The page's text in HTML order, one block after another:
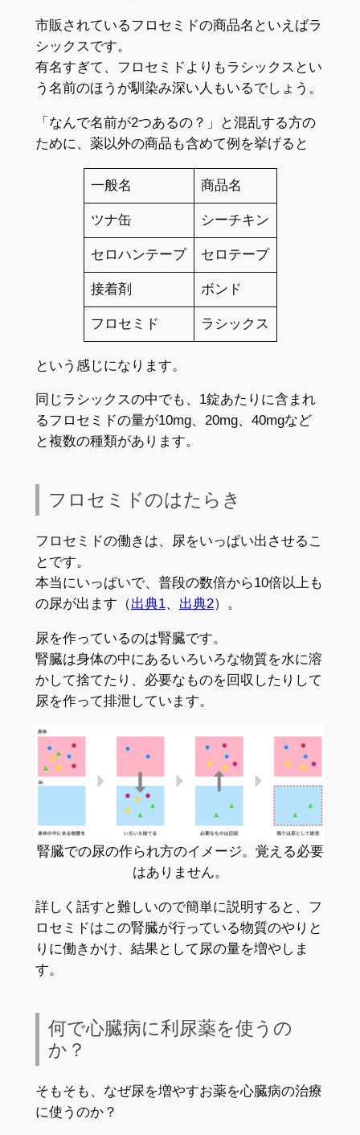
市販されているフロセミドの商品名といえばラ
シックスです。
有名すぎて、フロセミドよりもラシックスとい
う名前のほうが馴染み深い人もいるでしょう。
「なんで名前が2つあるの？」と混乱する方の
ために、薬以外の商品も含めて例を挙げると
一般名 商品名
ツナ缶 シーチキン
セロハンテープ セロテープ
接着剤 ボンド
フロセミド ラシックス
という感じになります。
同じラシックスの中でも、1錠あたりに含まれ
るフロセミドの量が10mg、20mg、40mgなど
と複数の種類があります。
フロセミドのはたらき
フロセミドの働きは、尿をいっぱい出させるこ
とです。
本当にいっぱいで、普段の数倍から10倍以上も
の尿が出ます（出典1、 出典2）。
尿を作っているのは腎臓です。
腎臓は身体の中にあるいろいろな物質を水に溶
かして捨てたり、必要なものを回収したりして
尿を作って排泄しています。
腎臓での尿の作られ方のイメージ。覚える必要
はありません。
詳しく話すと難しいので簡単に説明すると、フ
ロセミドはこの腎臓が行っている物質のやりと
りに働きかけ、結果として尿の量を増やしま
す。
何で心臓病に利尿薬を使うの
か？
そもそも、なぜ尿を増やすお薬を心臓病の治療
に使うのか？